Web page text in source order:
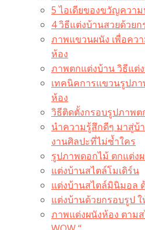
5 ไอเดียของขวัญควา
4 วิธีแต่งบ้านสวยด้วย
ภาพแขวนผนัง เพื่อคว
ห้อง
ภาพตกแต่งบ้าน วิธีแต่
เทคนิคการแขวนรูปภ
ห้อง
วิธีติดตั้งกรอบรูปภาพต
นำความรู้สึกดีๆ มาสู่บ้
งานศิลปะที่ไม่ซ้ำใคร
รูปภาพดอกไม้ ตกแต่ง
แต่งบ้านสไตล์โมเดิร์น
แต่งบ้านสไตล์มินิมอล
แต่งบ้านด้วยกรอบรูป
ภาพแต่งผนังห้อง ตาม